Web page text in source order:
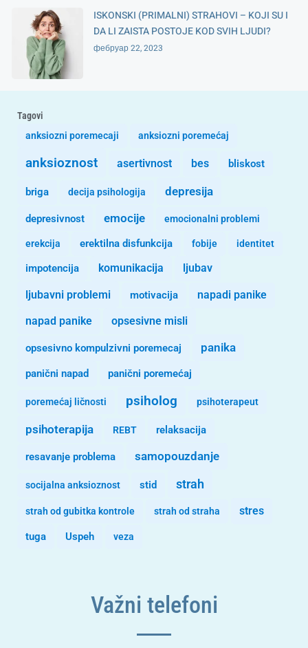
ISKONSKI (PRIMALNI) STRAHOVI – KOJI SU I
DA LI ZAISTA POSTOJE KOD SVIH LJUDI?
фебруар 22, 2023
Tagovi
anksiozni poremecaji
anksiozni poremećaj
anksioznost asertivnost bes bliskost
briga decija psihologija depresija
depresivnost emocije emocionalni problemi
erekcija erektilna disfunkcija fobije identitet
impotencija komunikacija ljubav
ljubavni problemi motivacija napadi panike
napad panike opsesivne misli
opsesivno kompulzivni poremecaj panika
panični napad panični poremećaj
poremećaj ličnosti psiholog psihoterapeut
psihoterapija REBT relaksacija
resavanje problema samopouzdanje
socijalna anksioznost stid strah
strah od gubitka kontrole strah od straha stres
tuga Uspeh veza
Važni telefoni